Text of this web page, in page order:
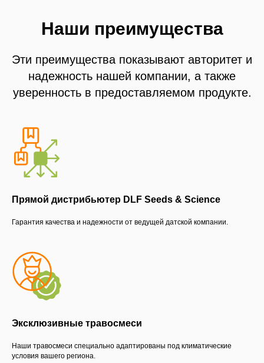
Наши преимущества
Эти преимущества показывают авторитет и
надежность нашей компании, а также
уверенность в предоставляемом продукте.
Прямой дистрибьютер DLF Seeds & Science
Гарантия качества и надежности от ведущей датской компании.
Эксклюзивные травосмеси
Наши травосмеси специально адаптированы под климатические
условия вашего региона.